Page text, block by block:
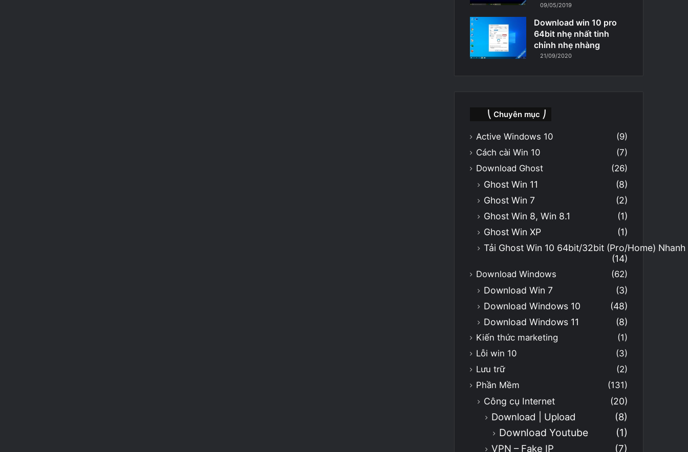
09/05/2019
Download win 10 pro
64bit nhẹ nhất tinh
chỉnh nhẹ nhàng
21/09/2020
⎝ Chuyên mục ⎠
Active Windows 10
(9)
Cách cài Win 10
(7)
Download Ghost
(26)
Ghost Win 11
(8)
Ghost Win 7
(2)
Ghost Win 8, Win 8.1
(1)
Ghost Win XP
(1)
Tải Ghost Win 10 64bit/32bit (Pro/Home)
(14)
Download Windows (62)
Download Win 7
(3)
Download Windows 10
(48)
Download Windows 11
(8)
Kiến thức marketing
(1)
Lỗi win 10
(3)
Lưu trữ
(2)
Phần Mềm
(131)
Công cụ Internet (20)
Download | Upload (8)
Download Youtube (1)
VPN – Fake IP (7)